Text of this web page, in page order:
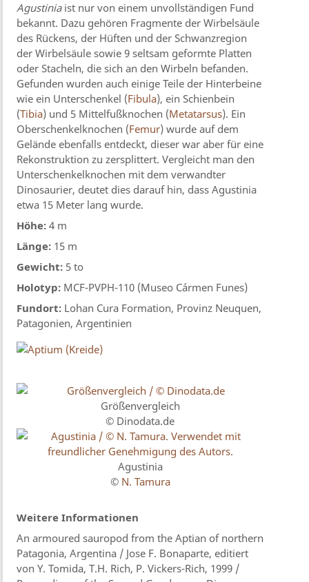
Agustiniaist nur von einem unvollständigen Fund
bekannt. Dazu gehören Fragmente der Wirbelsäule
des Rückens, der Hüften und der Schwanzregion
der Wirbelsäule sowie 9 seltsam geformte Platten
oder Stacheln, die sich an den Wirbeln befanden.
Gefunden wurden auch einige Teile der Hinterbeine
wie ein Unterschenkel (Fibula), ein Schienbein
(Tibia) und 5 Mittelfußknochen (Metatarsus). Ein
Oberschenkelknochen (Femur) wurde auf dem
Gelände ebenfalls entdeckt, dieser war aber für eine
Rekonstruktion zu zersplittert. Vergleicht man den
Unterschenkelknochen mit dem verwandter
Dinosaurier, deutet dies darauf hin, dass Agustinia
etwa 15 Meter lang wurde.
Höhe: 4 m
Länge: 15 m
Gewicht: 5 to
Holotyp: MCF-PVPH-110 (Museo Cármen Funes)
Fundort: Lohan Cura Formation, Provinz Neuquen,
Patagonien, Argentinien
Größenvergleich
© Dinodata.de
Agustinia
© N. Tamura
Weitere Informationen
An armoured sauropod from the Aptian of northern
Patagonia, Argentina / Jose F. Bonaparte, editiert
von Y. Tomida, T.H. Rich, P. Vickers-Rich, 1999 /